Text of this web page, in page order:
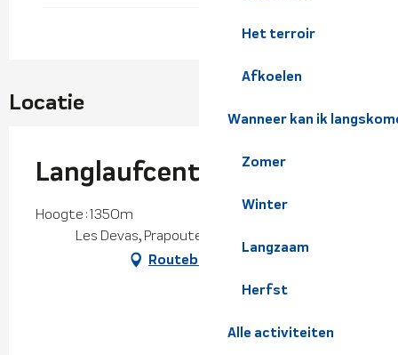
Het terroir
Afkoelen
Wanneer kan ik
Zomer
Winter
Langzaam
Herfst
Alle activiteiten
Locatie
Langlaufcentrum "Beldina
Hoogte : 1350m
Les Devas, Prapoutel, 38190 Les Adrets
Routebeschrijving